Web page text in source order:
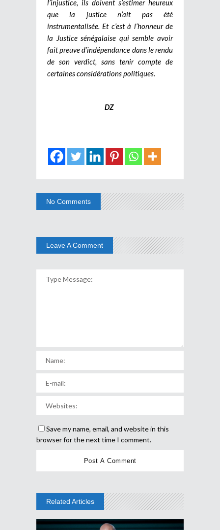
l’injustice, ils doivent s’estimer heureux
que la justice n’ait pas été
instrumentalisée. Et c’est à l’honneur de
la Justice sénégalaise qui semble avoir
fait preuve d’indépendance dans le rendu
de son verdict, sans tenir compte de
certaines considérations politiques.
DZ
No Comments
Leave A Comment
Save my name, email, and website in this
browser for the next time I comment.
Related Articles